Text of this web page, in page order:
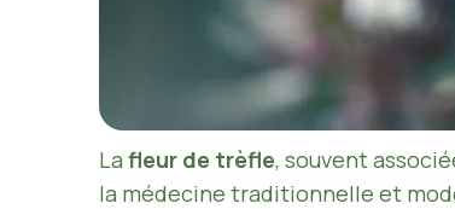
La fleur de trèfle, souvent
la médecine traditionnelle et